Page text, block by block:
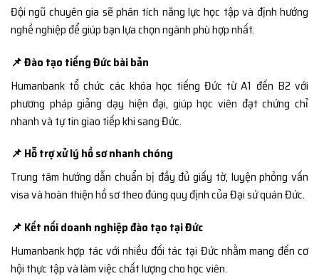
Đội ngũ chuyên gia sẽ phân tích năng lực học tập và định hướng
nghề nghiệp để giúp bạn lựa chọn ngành phù hợp nhất.
📌 Đào tạo tiếng Đức bài bản
Humanbank tổ chức các khóa học tiếng Đức từ A1 đến B2 với
phương pháp giảng dạy hiện đại, giúp học viên đạt chứng chỉ
nhanh và tự tin giao tiếp khi sang Đức.
📌 Hỗ trợ xử lý hồ sơ nhanh chóng
Trung tâm hướng dẫn chuẩn bị đầy đủ giấy tờ, luyện phỏng vấn
visa và hoàn thiện hồ sơ theo đúng quy định của Đại sứ quán Đức.
📌 Kết nối doanh nghiệp đào tạo tại Đức
Humanbank hợp tác với nhiều đối tác tại Đức nhằm mang đến cơ
hội thực tập và làm việc chất lượng cho học viên.